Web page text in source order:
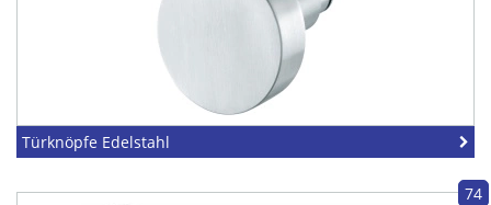
Türknöpfe Edelstahl
74